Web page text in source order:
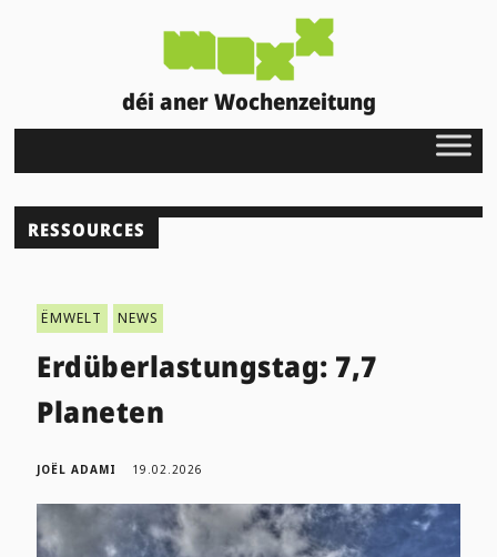
déi aner Wochenzeitung
RESSOURCES
ËMWELT NEWS
Erdüberlastungstag: 7,7
Planeten
JOËL ADAMI 19.02.2026